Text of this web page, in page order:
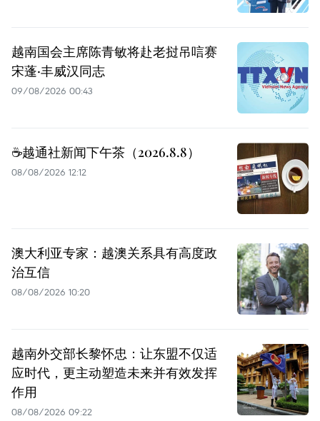
越南国会主席陈青敏将赴老挝吊唁赛
宋蓬·丰威汉同志
09/08/2026 00:43
☕️越通社新闻下午茶（2026.8.8）
08/08/2026 12:12
澳大利亚专家：越澳关系具有高度政
治互信
08/08/2026 10:20
越南外交部长黎怀忠：让东盟不仅适
应时代，更主动塑造未来并有效发挥
作用
08/08/2026 09:22